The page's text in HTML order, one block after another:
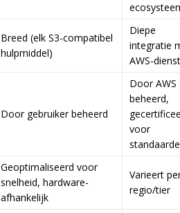
Breed (elk S3-compatibel
hulpmiddel)
Diepe
integratie
AWS-
Door gebruiker beheerd
Door AWS
beheerd,
voor
Geoptimaliseerd voor
snelheid, hardware-
afhankelijk
Varieert
regio/tier